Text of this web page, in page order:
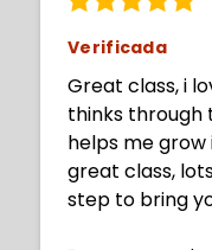
Verificada
Great class, i
thinks through
helps me grow
great class,
step to bring